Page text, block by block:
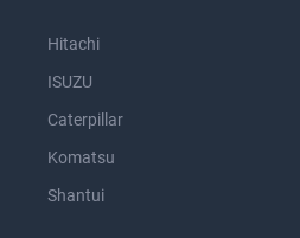
Hitachi
ISUZU
Caterpillar
Komatsu
Shantui